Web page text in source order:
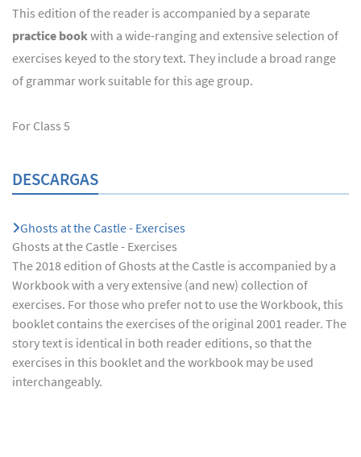
This edition of the reader is accompanied by a separate
practice bookwith a wide-ranging and extensive selection of
exercises keyed to the story text. They include a broad range
of grammar work suitable for this age group.
For Class 5
DESCARGAS
Ghosts at the Castle - Exercises
Ghosts at the Castle - Exercises
The 2018 edition of Ghosts at the Castle is accompanied by a
Workbook with a very extensive (and new) collection of
exercises. For those who prefer not to use the Workbook, this
booklet contains the exercises of the original 2001 reader. The
story text is identical in both reader editions, so that the
exercises in this booklet and the workbook may be used
interchangeably.